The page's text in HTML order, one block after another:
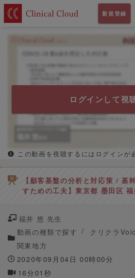
新規登録
ログインして視
この動画を視聴するにはログインが
【顧客基盤の分析と対応策 / 基
すための工夫】東京都 墨田区
福井 悠 先生
動画の種類で探す
クリクラ
関東地方
2020年09月04日 00時00分
16分01秒